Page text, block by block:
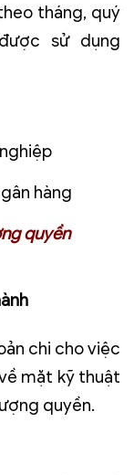
tháng, quý
sử dụng
hàng
quyền
chi cho việc
mặt kỹ thuật
quyền.